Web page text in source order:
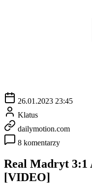
26.01.2023 23:45
Klatus
dailymotion.com
8 komentarzy
Real Madryt
[VIDEO]